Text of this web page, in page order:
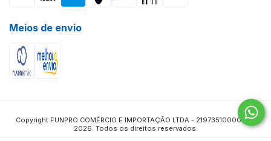
Meios de envio
Copyright FUNPRO COMÉRCIO E IMPORTAÇÃO LTDA - 21973510000115 -
2026. Todos os direitos reservados.